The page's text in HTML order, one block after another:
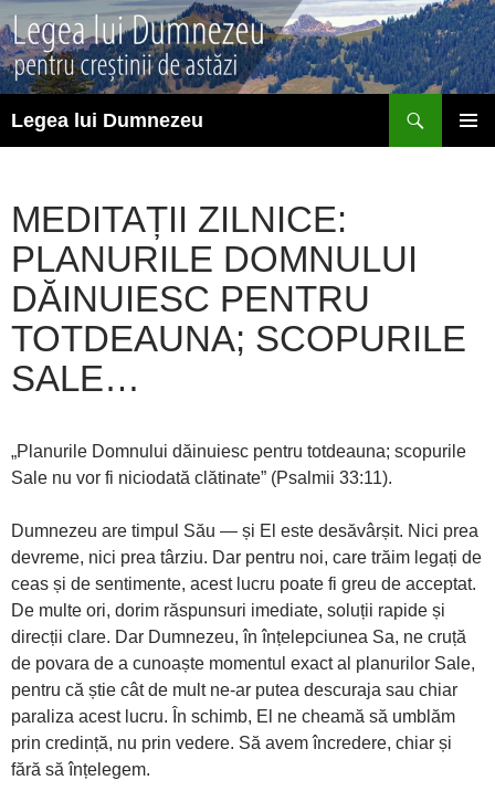
Sari
la
conținut
Legea lui Dumnezeu
MEDITAȚII ZILNICE:
PLANURILE DOMNULUI
DĂINUIESC PENTRU
TOTDEAUNA; SCOPURILE
SALE…
„Planurile Domnului dăinuiesc pentru totdeauna; scopurile
Sale nu vor fi niciodată clătinate” (Psalmii 33:11).
Dumnezeu are timpul Său — și El este desăvârșit. Nici prea
devreme, nici prea târziu. Dar pentru noi, care trăim legați de
ceas și de sentimente, acest lucru poate fi greu de acceptat.
De multe ori, dorim răspunsuri imediate, soluții rapide și
direcții clare. Dar Dumnezeu, în înțelepciunea Sa, ne cruță
de povara de a cunoaște momentul exact al planurilor Sale,
pentru că știe cât de mult ne-ar putea descuraja sau chiar
paraliza acest lucru. În schimb, El ne cheamă să umblăm
prin credință, nu prin vedere. Să avem încredere, chiar și
fără să înțelegem.